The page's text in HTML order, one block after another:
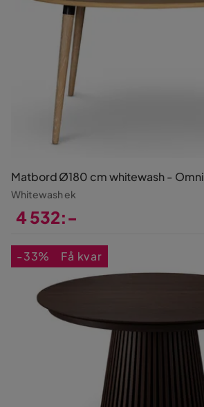
Matbord Ø180 cm whitewash - Omni
Whitewash ek
4 532:-
-33% Få kvar